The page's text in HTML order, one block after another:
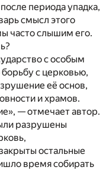
периода упадка,
смысл этого
часто слышим его.
с особым
с церковью,
её основ,
и храмов.
— отмечает автор.
разрушены
остальные
время собирать